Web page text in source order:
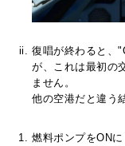
復唱が終わると、
が、これは最初の
ません。
他の空港だと違う
燃料ポンプをONに